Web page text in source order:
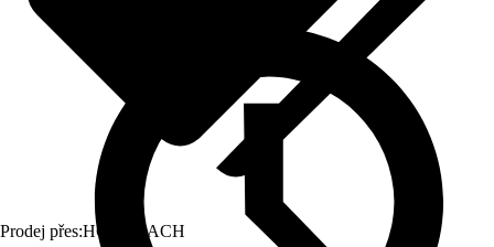
Prodej přes:HORNBACH